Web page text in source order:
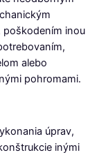
poškodením inou
alebo
pohromami.
úprav,
inými